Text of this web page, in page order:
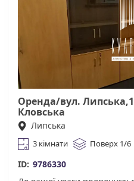
Оренда/вул.
Кловська
Липська
3 кімнати Поверх 1/6
ID: 9786330